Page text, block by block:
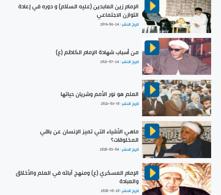
الإمام زين العابدين (عليه السلام) و دوره في إعادة
التوازن الاجتماعي
تاريخ النشر : 2019-06-24
من أسباب شهادة الإمام الكاظم (ع)
تاريخ النشر : 2021-07-24
العلم هو نور الأمم وشريان حياتها
تاريخ النشر :2022-03-10
ماهي الأشياء التي تميز الإنسان عن باقي
المخلوقات؟
تاريخ النشر : 2020-05-04
الإمام العسكري (ع) ومنهج آبائه في العلم والأخلاق
والعبادة
تاريخ النشر :2020-10-20